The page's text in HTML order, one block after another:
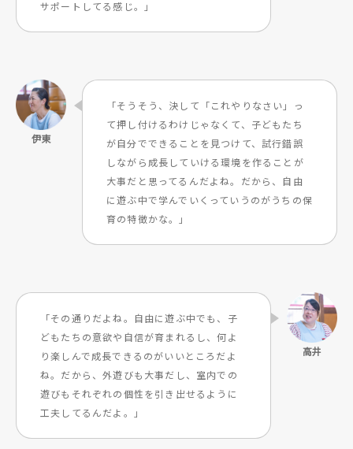
サポートしてる感じ。」
「そうそう、決して「これやりなさい」っ
て押し付けるわけじゃなくて、子どもたち
が自分でできることを見つけて、試行錯誤
しながら成長していける環境を作ることが
大事だと思ってるんだよね。だから、自由
に遊ぶ中で学んでいくっていうのがうちの保
育の特徴かな。」
「その通りだよね。自由に遊ぶ中でも、子
どもたちの意欲や自信が育まれるし、何よ
り楽しんで成長できるのがいいところだよ
ね。だから、外遊びも大事だし、室内での
遊びもそれぞれの個性を引き出せるように
工夫してるんだよ。」